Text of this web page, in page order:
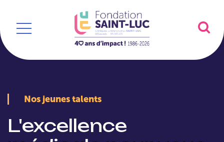
Nos jeunes talents
L'excellence